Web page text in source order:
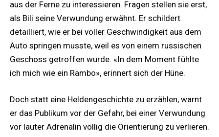
aus der Ferne zu interessieren. Fragen stellen sie erst,
als Bili seine Verwundung erwähnt. Er schildert
detailliert, wie er bei voller Geschwindigkeit aus dem
Auto springen musste, weil es von einem russischen
Geschoss getroffen wurde. «In dem Moment fühlte
ich mich wie ein Rambo», erinnert sich der Hüne.
Doch statt eine Heldengeschichte zu erzählen, warnt
er das Publikum vor der Gefahr, bei einer Verwundung
vor lauter Adrenalin völlig die Orientierung zu verlieren.